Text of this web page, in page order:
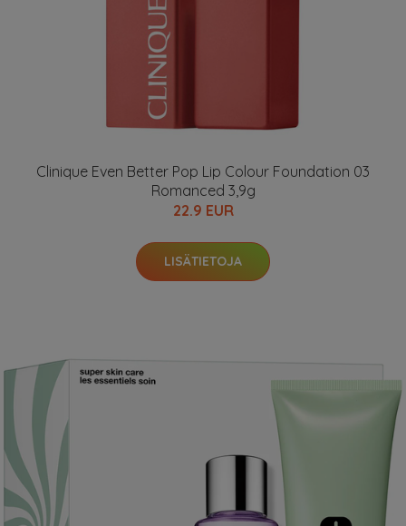
Clinique Even Better Pop Lip Colour Foundation 03
Romanced 3,9g
22.9 EUR
LISÄTIETOJA